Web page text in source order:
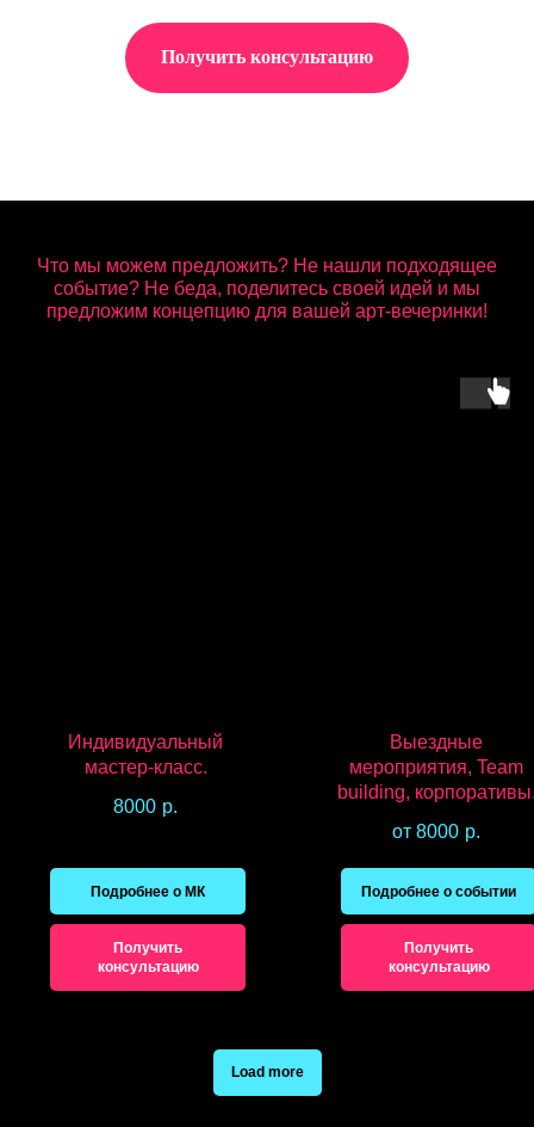
Получить консультацию
Что мы можем предложить? Не нашли подходящее
событие? Не беда, поделитесь своей идей и мы
предложим концепцию для вашей арт-вечеринки!
Индивидуальный
мастер-класс.
8000 р.
Подробнее о МК
Получить
консультацию
Выездные
мероприятия, Team
building,
от 8000 р.
Подробнее о событии
Получить
консультацию
Load more